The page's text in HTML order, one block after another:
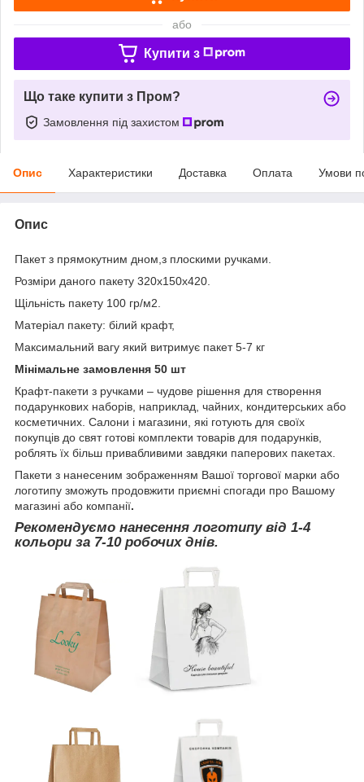
або
Купити з
Що таке купити з Пром?
Замовлення під захистом
Опис Характеристики Доставка Оплата Умови
Опис
Пакет з прямокутним дном,з плоскими ручками.
Розміри даного пакету 320х150х420.
Щільність пакету 100 гр/м2.
Матеріал пакету: білий крафт,
Максимальний вагу який витримує пакет 5-7 кг
Мінімальне замовлення 50 шт
Крафт-пакети з ручками – чудове рішення для створення
подарункових наборів, наприклад, чайних, кондитерських або
косметичних. Салони і магазини, які готують для своїх
покупців до свят готові комплекти товарів для подарунків,
роблять їх більш привабливими завдяки паперових пакетах.
Пакети з нанесеним зображенням Вашої торгової марки або
логотипу зможуть продовжити приємні спогади про Вашому
магазині або компанії.
Рекомендуємо нанесення логотипу від 1-4
кольори за 7-10 робочих днів.